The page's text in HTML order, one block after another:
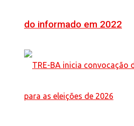
do informado em 2022